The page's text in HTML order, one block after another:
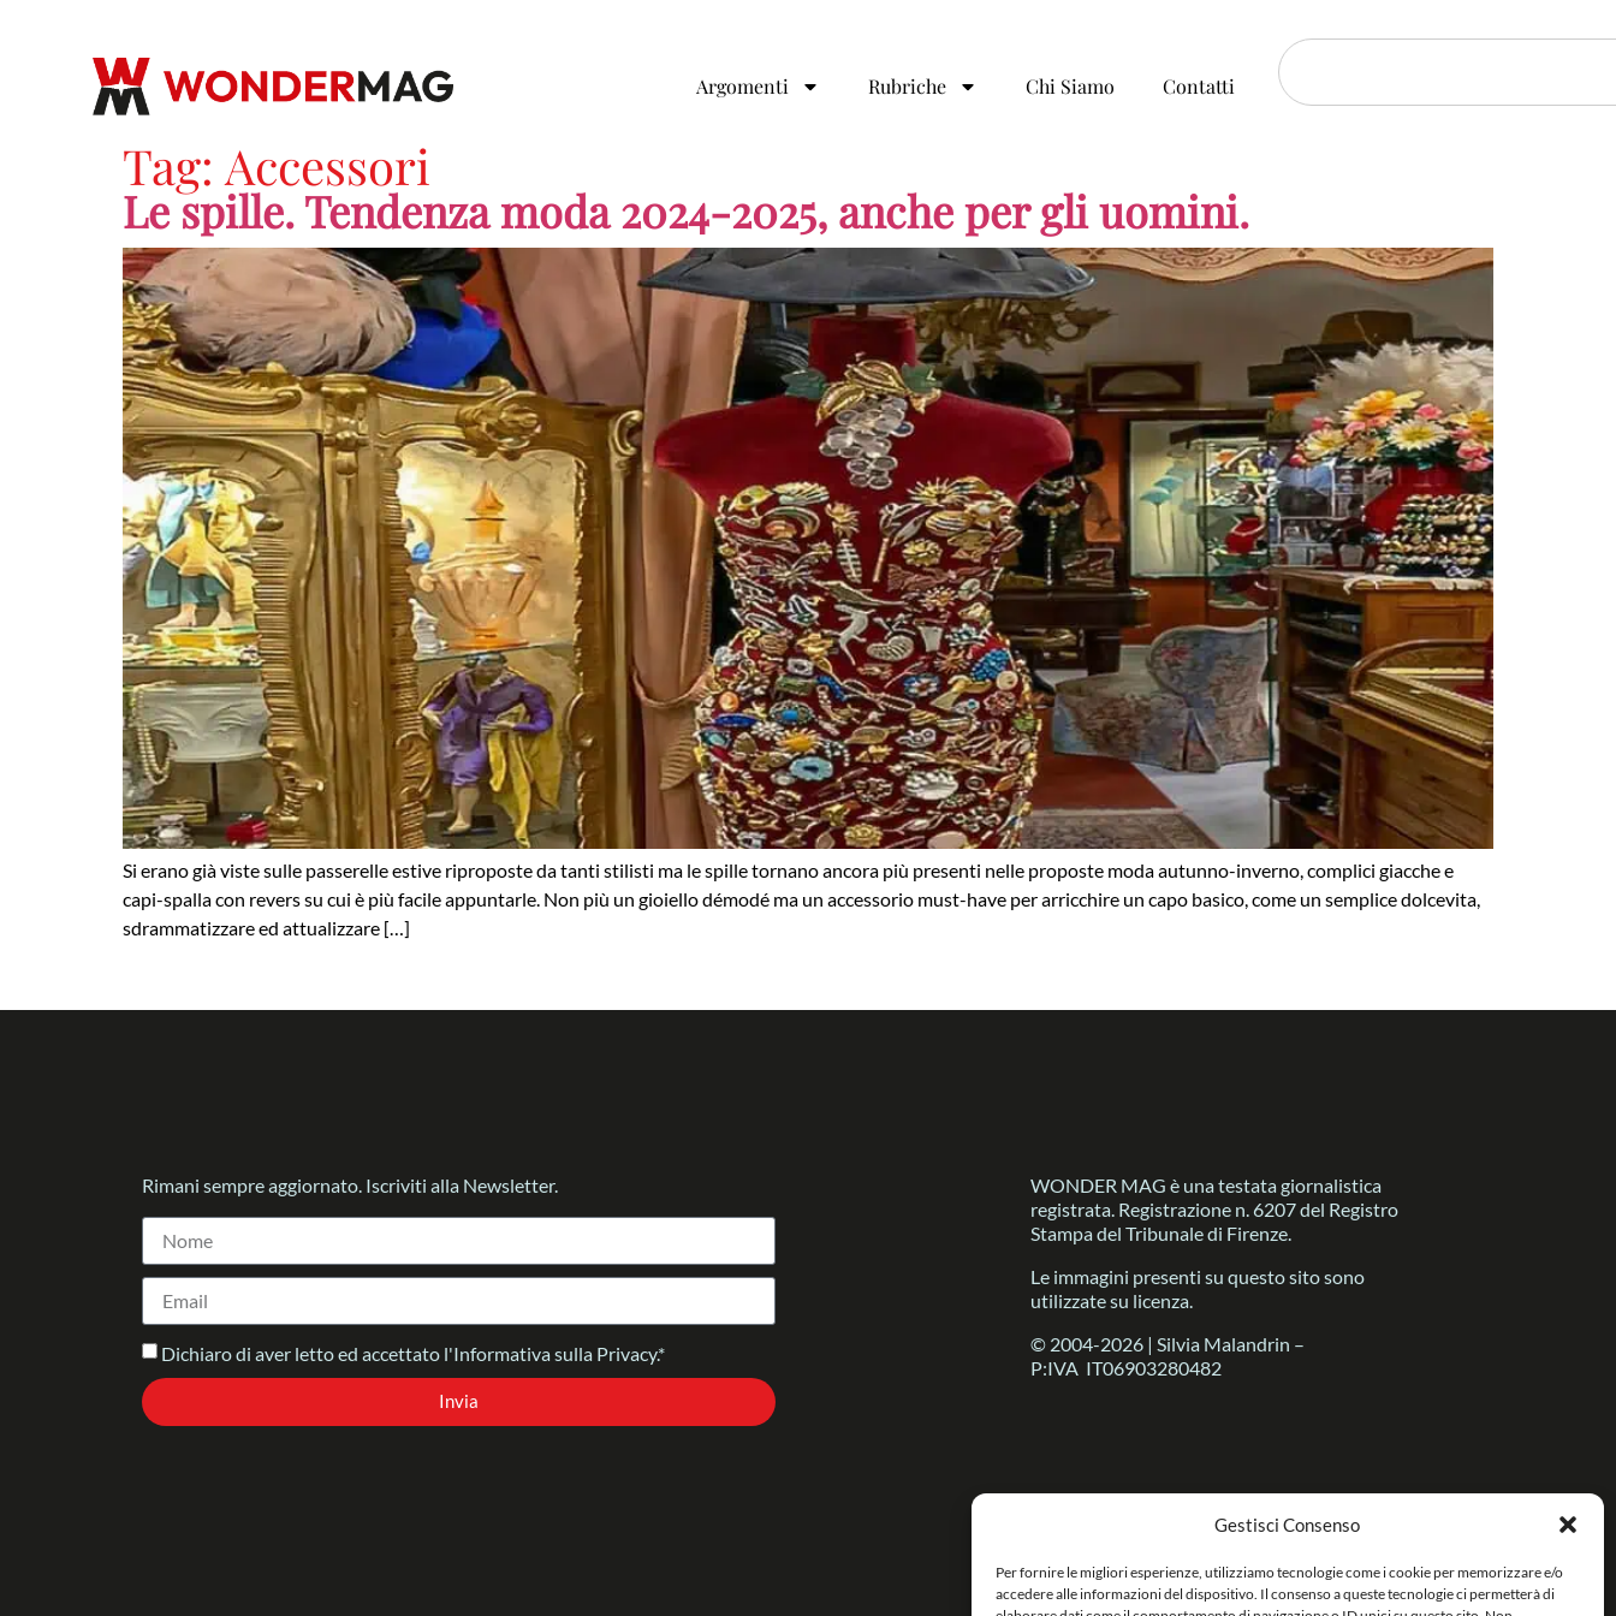
Gestisci Consenso
Per fornire le migliori esperienze, utilizziamo tecnologie come i cookie per memorizzare e/o
accedere alle informazioni del dispositivo. Il consenso a queste tecnologie ci permetterà di
Argomenti Rubriche Chi Siamo Contatti
Tag: Accessori
Le spille. Tendenza moda 2024-2025, anche per gli uomini.
Si erano già viste sulle passerelle estive riproposte da tanti stilisti ma le spille tornano ancora più presenti nelle proposte moda autunno-inverno, complici giacche e
capi-spalla con revers su cui è più facile appuntarle. Non più un gioiello démodé ma un accessorio must-have per arricchire un capo basico, come un semplice dolcevita,
sdrammatizzare ed attualizzare […]
Rimani sempre aggiornato. Iscriviti alla Newsletter.
Dichiaro di aver letto ed accettato l'Informativa sulla Privacy.*
Invia
WONDER MAG è una testata giornalistica
registrata. Registrazione n. 6207 del Registro
Stampa del Tribunale di Firenze.
Le immagini presenti su questo sito sono
utilizzate su licenza.
© 2004-2026 | Silvia Malandrin –
P:IVA IT06903280482